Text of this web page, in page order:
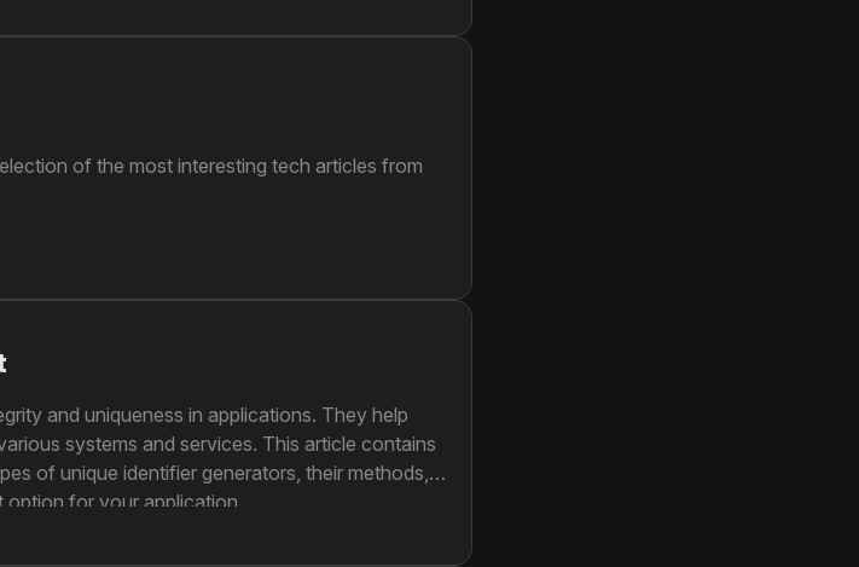
of the most interesting tech articles from
and uniqueness in applications. They help
systems and services. This article contains
of unique identifier generators, their methods,
for your application.